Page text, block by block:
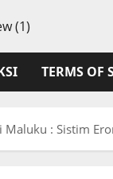
TERMS OF
Maluku : Sistim